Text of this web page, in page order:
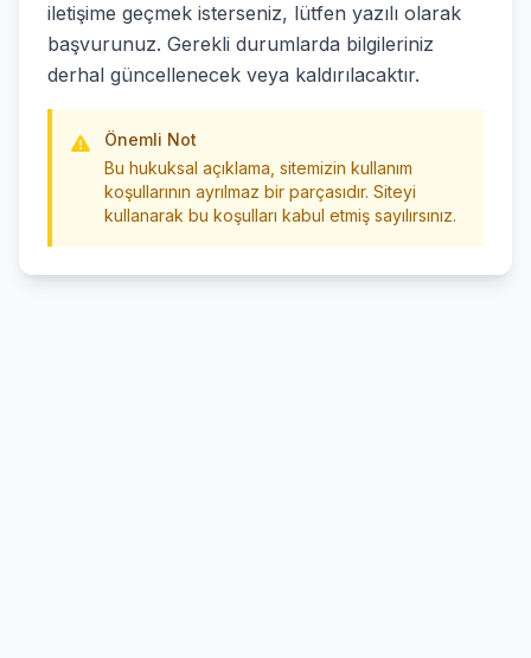
iletişime geçmek isterseniz, lütfen yazılı olarak
başvurunuz. Gerekli durumlarda bilgileriniz
derhal güncellenecek veya kaldırılacaktır.
Önemli Not
Bu hukuksal açıklama, sitemizin kullanım
koşullarının ayrılmaz bir parçasıdır. Siteyi
kullanarak bu koşulları kabul etmiş sayılırsınız.